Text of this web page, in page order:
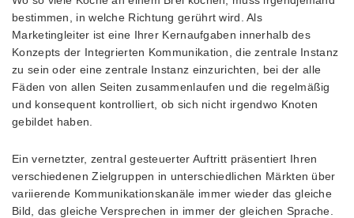
bestimmen, in welche Richtung gerührt wird. Als
Marketingleiter ist eine Ihrer Kernaufgaben innerhalb des
Konzepts der Integrierten Kommunikation, die zentrale Instanz
zu sein oder eine zentrale Instanz einzurichten, bei der alle
Fäden von allen Seiten zusammenlaufen und die regelmäßig
und konsequent kontrolliert, ob sich nicht irgendwo Knoten
gebildet haben.
Ein vernetzter, zentral gesteuerter Auftritt präsentiert Ihren
verschiedenen Zielgruppen in unterschiedlichen Märkten über
variierende Kommunikationskanäle immer wieder das gleiche
Bild, das gleiche Versprechen in immer der gleichen Sprache.